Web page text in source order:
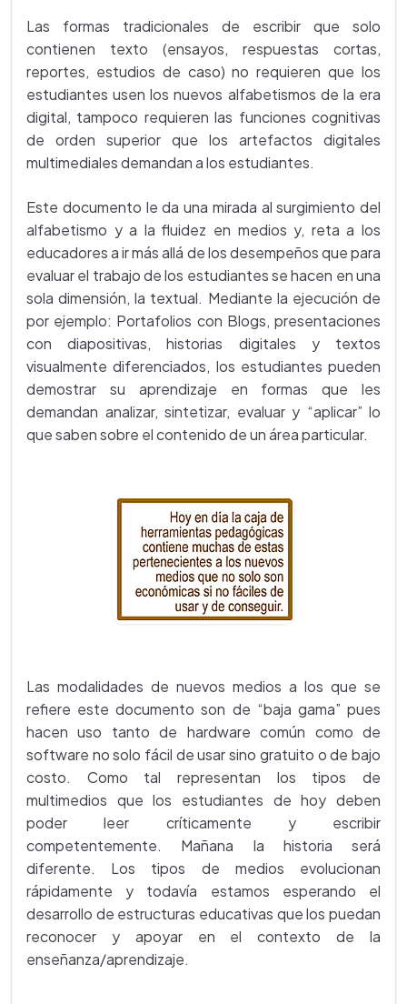
Las formas tradicionales de escribir que solo
contienen texto (ensayos, respuestas cortas,
reportes, estudios de caso) no requieren que los
estudiantes usen los nuevos alfabetismos de la era
digital, tampoco requieren las funciones cognitivas
de orden superior que los artefactos digitales
multimediales demandan a los estudiantes.
Este documento le da una mirada al surgimiento del
alfabetismo y a la fluidez en medios y, reta a los
educadores a ir más allá de los desempeños que para
evaluar el trabajo de los estudiantes se hacen en una
sola dimensión, la textual. Mediante la ejecución de
por ejemplo: Portafolios con Blogs, presentaciones
con diapositivas, historias digitales y textos
visualmente diferenciados, los estudiantes pueden
demostrar su aprendizaje en formas que les
demandan analizar, sintetizar, evaluar y “aplicar” lo
que saben sobre el contenido de un área particular.
Las modalidades de nuevos medios a los que se
refiere este documento son de “baja gama” pues
hacen uso tanto de hardware común como de
software no solo fácil de usar sino gratuito o de bajo
costo. Como tal representan los tipos de
multimedios que los estudiantes de hoy deben
poder leer críticamente y escribir
competentemente. Mañana la historia será
diferente. Los tipos de medios evolucionan
rápidamente y todavía estamos esperando el
desarrollo de estructuras educativas que los puedan
reconocer y apoyar en el contexto de la
enseñanza/aprendizaje.